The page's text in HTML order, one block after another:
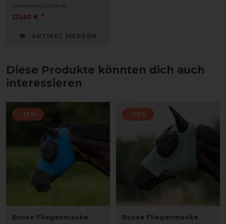
vorher 135,00 €
121,50 € *
ARTIKEL MERKEN
Diese Produkte könnten dich auch
interessieren
-13%
Busse Fliegenmaske
-13%
Busse Fliegenmaske